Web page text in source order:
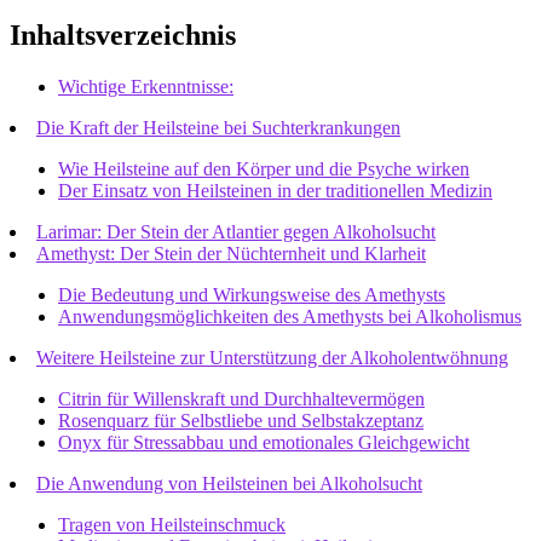
Inhaltsverzeichnis
Wichtige Erkenntnisse:
Die Kraft der Heilsteine bei Suchterkrankungen
Wie Heilsteine auf den Körper und die Psyche wirken
Der Einsatz von Heilsteinen in der traditionellen Medizin
Larimar: Der Stein der Atlantier gegen Alkoholsucht
Amethyst: Der Stein der Nüchternheit und Klarheit
Die Bedeutung und Wirkungsweise des Amethysts
Anwendungsmöglichkeiten des Amethysts bei Alkoholismus
Weitere Heilsteine zur Unterstützung der Alkoholentwöhnung
Citrin für Willenskraft und Durchhaltevermögen
Rosenquarz für Selbstliebe und Selbstakzeptanz
Onyx für Stressabbau und emotionales Gleichgewicht
Die Anwendung von Heilsteinen bei Alkoholsucht
Tragen von Heilsteinschmuck